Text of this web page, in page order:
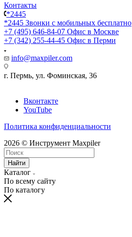
Контакты
*2445
*2445 Звонки с мобильных бесплатно
+7 (495) 646-84-07 Офис в Москве
+7 (342) 255-44-45 Офис в Перми
info@maxpiler.com
г. Пермь, ул. Фоминская, 36
Вконтакте
YouTube
Политика конфиденциальности
2026 © Инструмент Maxpiler
Найти
Каталог
По всему сайту
По каталогу